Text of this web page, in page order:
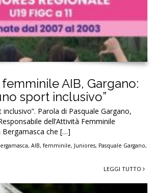
AIB, Gargano:
sport inclusivo”
Parola di Pasquale Gargano,
dell’Attività Femminile
Bergamasca che […]
, AIB, femminile, Juniores, Pasquale Gargano,
LEGGI TUTTO